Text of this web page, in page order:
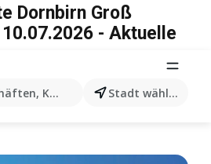
Kategorien, Produkten...
Stadt wählen
Dornbirn Groß
- Aktuelle